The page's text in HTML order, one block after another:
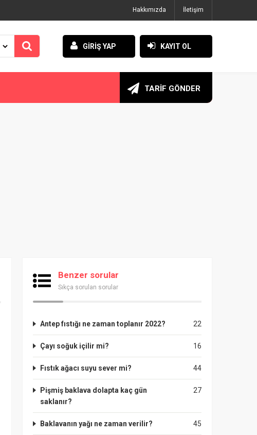
Hakkımızda İletişim
GİRİŞ YAP KAYIT OL
TARİF GÖNDER
Benzer sorular
Sıkça sorulan sorular
22
Antep fıstığı ne zaman toplanır 2022?
16
Çayı soğuk içilir mi?
44
Fıstık ağacı suyu sever mi?
27
Pişmiş baklava dolapta kaç gün
saklanır?
45
Baklavanın yağı ne zaman verilir?